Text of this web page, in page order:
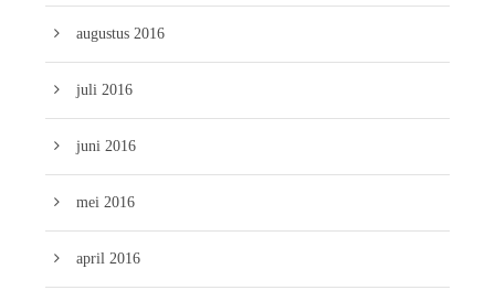
augustus 2016
juli 2016
juni 2016
mei 2016
april 2016